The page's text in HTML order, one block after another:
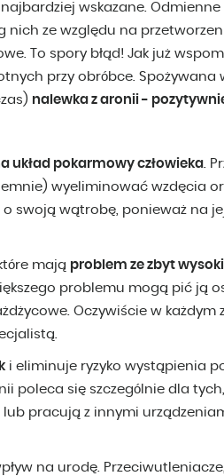
wskazane. Odmienne
nich ze względu na
To spory błąd! Jak już
przy obróbce. Spożywana
nalewka z aronii -
układ pokarmowy człowieka.
wyeliminować wzdęcia
swoją wątrobę, ponieważ na
mają problem ze zbyt
problemu mogą pić ją
Oczywiście w każdym
i eliminuje ryzyko wystąpienia
poleca się szczególnie dla
pracują z innymi
na urodę.